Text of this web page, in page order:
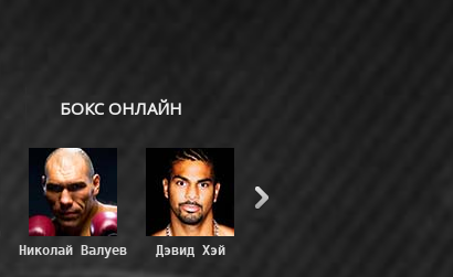
БОКС ОНЛАЙН
Николай Валуев Дэвид Хэй